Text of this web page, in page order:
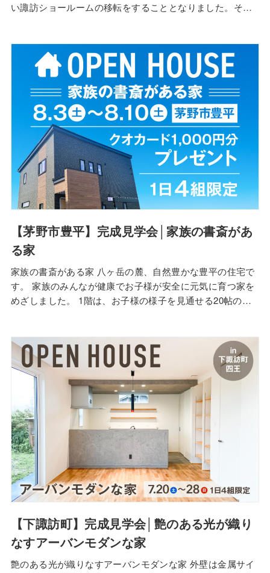
い諏訪ショールームの移転をすることとなりました。それ
の処分市を行います。 システムキッチン、ユニットバスな
どの設備が格安でお買い求めできます…
【茅野市豊平】完成見学会│家族の書斎があ
る家
家族の書斎がある家 八ヶ岳の麓、自然豊かな豊平の住宅で
す。 家族のみんなが健康でお子様が安全に元気に育つ家を
めざしました。 1階は、お子様の様子を見通せる20帖の
ている「置き配」に対応できる外収納、リビング収納、サ
ニタリー収納、パントリー等 充実した…
【下諏訪町】完成見学会│艶のある光が織り
なすアーバンモダンな家
艶のある光が織りなすアーバンモダンな家 外壁は金属サイ